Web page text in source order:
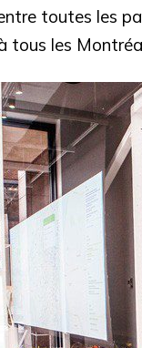
toutes les
tous les